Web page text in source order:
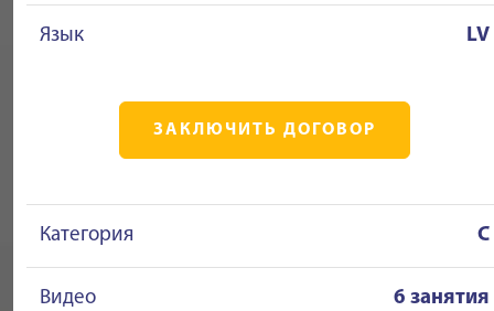
Язык LV
ЗАКЛЮЧИТЬ ДОГОВОР
Категория C
Видео 6 занятия